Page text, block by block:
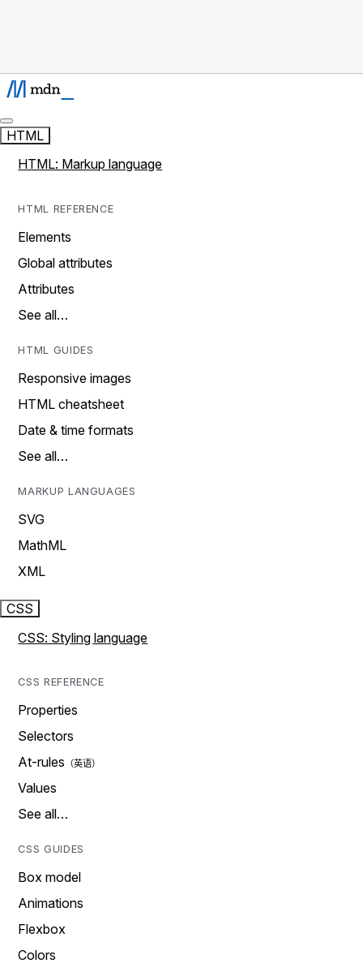
HTML
HTML: Markup language
HTML REFERENCE
Elements
Global attributes
Attributes
See all…
HTML GUIDES
Responsive images
HTML cheatsheet
Date & time formats
See all…
MARKUP LANGUAGES
SVG
MathML
XML
CSS
CSS: Styling language
CSS REFERENCE
Properties
Selectors
At-rules
Values
See all…
CSS GUIDES
Box model
Animations
Flexbox
Colors